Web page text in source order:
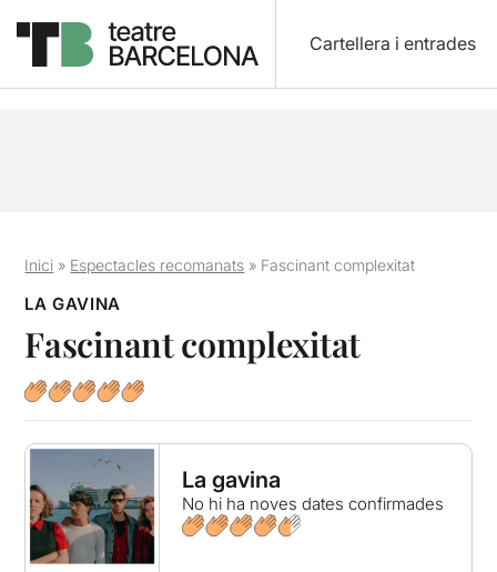
Cartellera i entrades
Inici » Espectacles recomanats » Fascinant complexitat
LA GAVINA
Fascinant complexitat
La gavina
No hi ha noves dates confirmades